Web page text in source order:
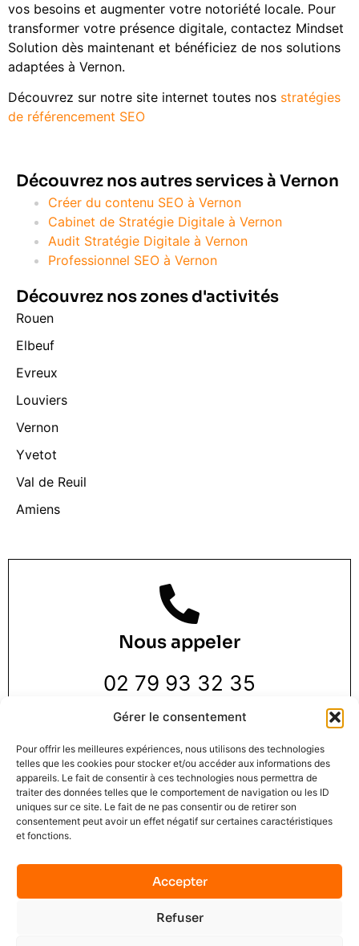
Gérer le consentement
Pour offrir les meilleures expériences, nous utilisons des technologies
telles que les cookies pour stocker et/ou accéder aux informations des
appareils. Le fait de consentir à ces technologies nous permettra de
traiter des données telles que le comportement de navigation ou les ID
uniques sur ce site. Le fait de ne pas consentir ou de retirer son
consentement peut avoir un effet négatif sur certaines caractéristiques
et fonctions.
Accepter
Refuser
vos besoins et augmenter votre notoriété locale. Pour
transformer votre présence digitale, contactez Mindset
Solution dès maintenant et bénéficiez de nos solutions
adaptées à Vernon.
Découvrez sur notre site internet toutes nos stratégies
de référencement SEO
Découvrez nos autres services à Vernon
Créer du contenu SEO à Vernon
Cabinet de Stratégie Digitale à Vernon
Audit Stratégie Digitale à Vernon
Professionnel SEO à Vernon
Découvrez nos zones d'activités
Rouen
Elbeuf
Evreux
Louviers
Vernon
Yvetot
Val de Reuil
Amiens
Nous appeler
02 79 93 32 35
Nous trouver
3 Rue de la Pie 1 er étage,
76000 Rouen